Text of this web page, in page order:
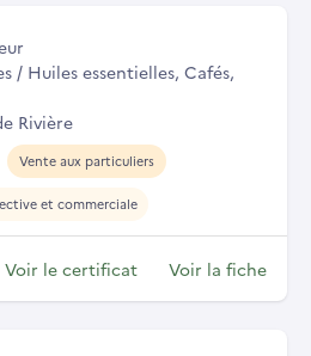
/ Huiles essentielles, Cafés,
Rivière
Vente aux particuliers
et commerciale
Voir le certificat Voir la fiche